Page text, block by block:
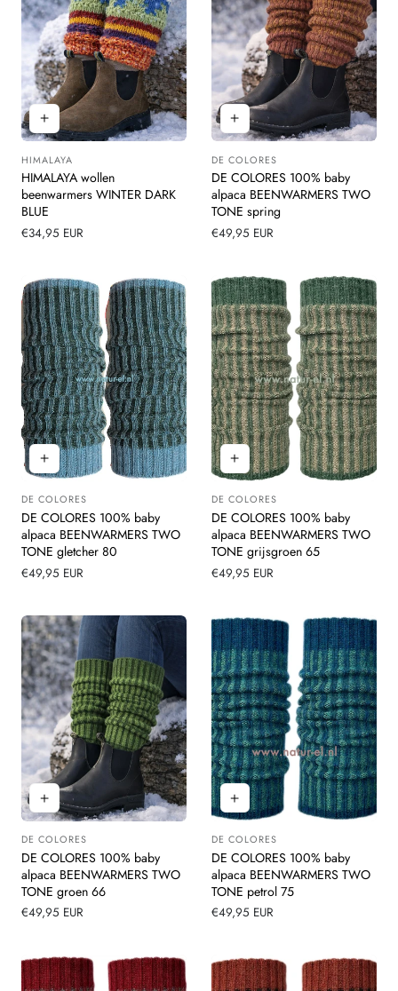
Leverancier:
HIMALAYA
HIMALAYA wollen
beenwarmers WINTER DARK
BLUE
Normale
€34,95 EUR
Leverancier:
DE COLORES
DE COLORES 100% baby
alpaca BEENWARMERS TWO
TONE spring
Normale
€49,95 EUR
Leverancier:
DE COLORES
DE COLORES 100% baby
alpaca BEENWARMERS TWO
TONE gletcher 80
Normale
€49,95 EUR
Leverancier:
DE COLORES
DE COLORES 100% baby
alpaca BEENWARMERS TWO
TONE grijsgroen 65
Normale
€49,95 EUR
Leverancier:
DE COLORES
DE COLORES 100% baby
alpaca BEENWARMERS TWO
TONE groen 66
Normale
€49,95 EUR
Leverancier:
DE COLORES
DE COLORES 100% baby
alpaca BEENWARMERS TWO
TONE petrol 75
Normale
€49,95 EUR